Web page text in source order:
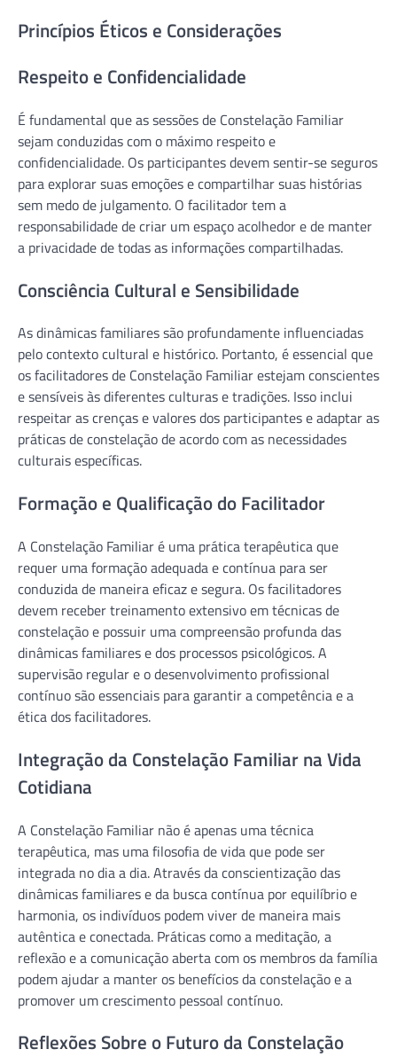
Princípios Éticos e Considerações
Respeito e Confidencialidade
É fundamental que as sessões de Constelação Familiar
sejam conduzidas com o máximo respeito e
confidencialidade. Os participantes devem sentir-se seguros
para explorar suas emoções e compartilhar suas histórias
sem medo de julgamento. O facilitador tem a
responsabilidade de criar um espaço acolhedor e de manter
a privacidade de todas as informações compartilhadas.
Consciência Cultural e Sensibilidade
As dinâmicas familiares são profundamente influenciadas
pelo contexto cultural e histórico. Portanto, é essencial que
os facilitadores de Constelação Familiar estejam conscientes
e sensíveis às diferentes culturas e tradições. Isso inclui
respeitar as crenças e valores dos participantes e adaptar as
práticas de constelação de acordo com as necessidades
culturais específicas.
Formação e Qualificação do Facilitador
A Constelação Familiar é uma prática terapêutica que
requer uma formação adequada e contínua para ser
conduzida de maneira eficaz e segura. Os facilitadores
devem receber treinamento extensivo em técnicas de
constelação e possuir uma compreensão profunda das
dinâmicas familiares e dos processos psicológicos. A
supervisão regular e o desenvolvimento profissional
contínuo são essenciais para garantir a competência e a
ética dos facilitadores.
Integração da Constelação Familiar na Vida
Cotidiana
A Constelação Familiar não é apenas uma técnica
terapêutica, mas uma filosofia de vida que pode ser
integrada no dia a dia. Através da conscientização das
dinâmicas familiares e da busca contínua por equilíbrio e
harmonia, os indivíduos podem viver de maneira mais
autêntica e conectada. Práticas como a meditação, a
reflexão e a comunicação aberta com os membros da família
podem ajudar a manter os benefícios da constelação e a
promover um crescimento pessoal contínuo.
Reflexões Sobre o Futuro da Constelação